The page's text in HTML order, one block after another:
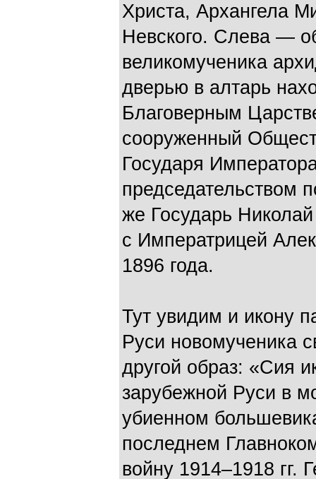
Христа, Архангела
Невского. Слева —
великомученика
дверью в алтарь
Благоверным
сооруженный
Государя
председательством
же Государь
с Императрицей
1896 года.
Тут увидим и икону
Руси новомученика
другой образ: «Сия
зарубежной Руси в
убиенном
последнем
войну 1914–1918 гг.